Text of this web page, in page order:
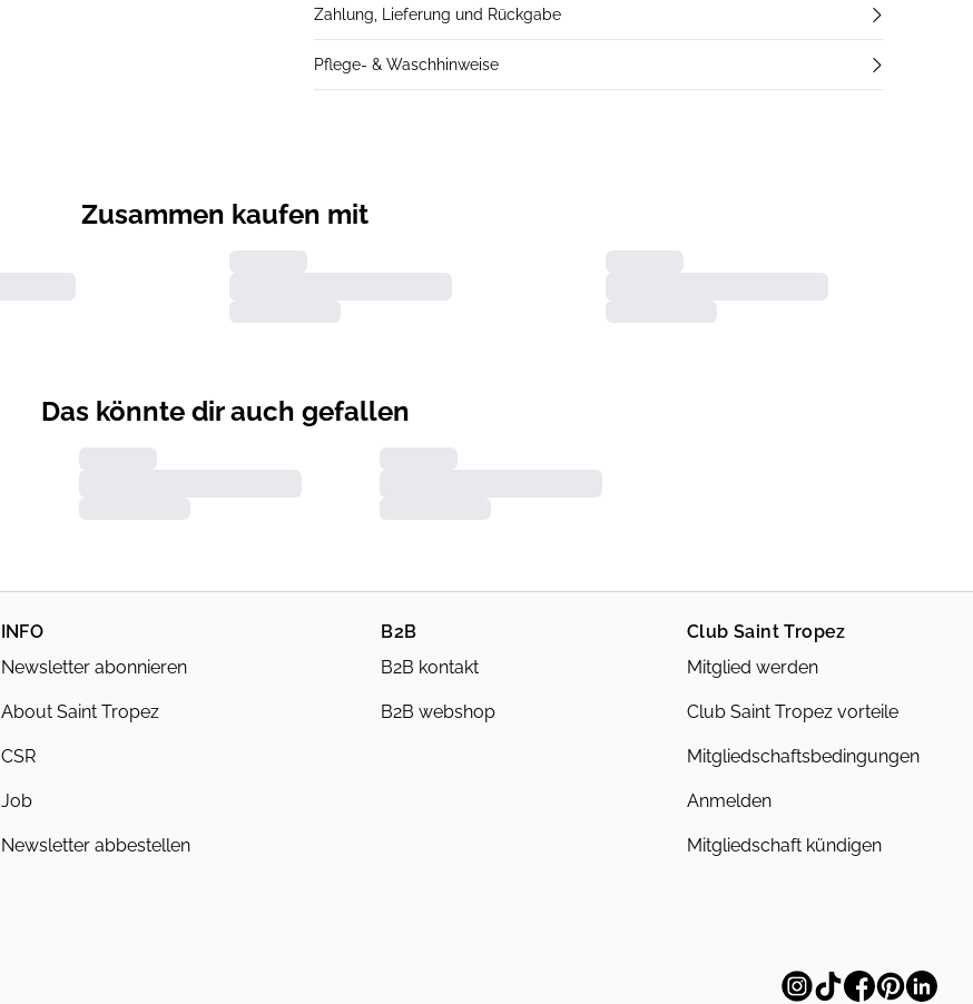
Zahlung, Lieferung und Rückgabe
Pflege- & Waschhinweise
Zusammen kaufen mit
Das könnte dir auch gefallen
INFO
Newsletter abonnieren
About Saint Tropez
CSR
Job
Newsletter abbestellen
B2B
B2B kontakt
B2B webshop
Club Saint Tropez
Mitglied werden
Club Saint Tropez vorteile
Mitgliedschaftsbedingungen
Anmelden
Mitgliedschaft kündigen